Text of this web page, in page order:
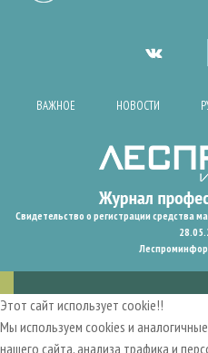
ВАЖНОЕ НОВОСТИ
Свидетельство о регистрации средства
Этот сайт использует cookie!!
Мы используем cookies и
нашего сайта, анализа трафика и